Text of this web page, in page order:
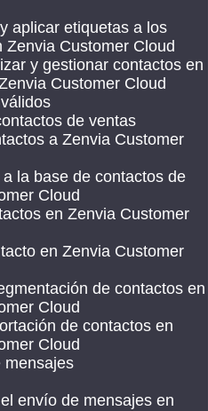
aplicar etiquetas a los
Zenvia Customer Cloud
y gestionar contactos en
Customer Cloud
de ventas
a Zenvia Customer
la base de contactos de
Cloud
en Zenvia Customer
en Zenvia Customer
de contactos en
Cloud
de contactos en
Cloud
mensajes
envío de mensajes en